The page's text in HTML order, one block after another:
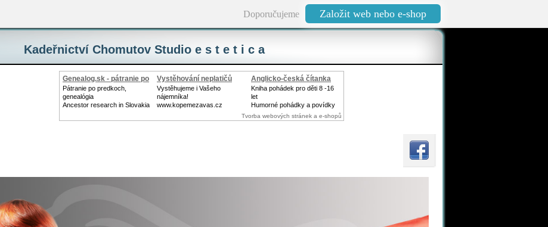
Doporučujeme Založit web nebo e-shop
Kadeřnictví Chomutov Studio e s t e t i c a
Genealog.sk - pátranie po
Pátranie po predkoch,
genealógia
Ancestor research in Slovakia
Vystěhování neplatičů
Vystěhujeme i Vašeho
nájemníka!
www.kopemezavas.cz
Anglicko-česká čítanka
Kniha pohádek pro děti 8 -16
let
Humorné pohádky a povídky
Tvorba webových stránek a e-shopů